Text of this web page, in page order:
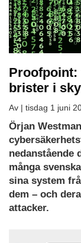
Proofpoint:
brister i
Av | tisdag 1 juni
Örjan
nedanstående
många
sina system
dem – och
attacker.